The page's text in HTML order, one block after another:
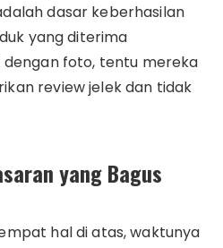
dasar keberhasilan
yang diterima
dengan foto, tentu mereka
review jelek dan tidak
yang Bagus
hal di atas, waktunya